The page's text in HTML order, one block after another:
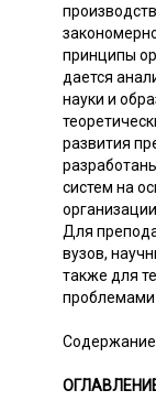
принципы
дается
науки и
развития
систем на
Для
вузов,
также для
проблемами